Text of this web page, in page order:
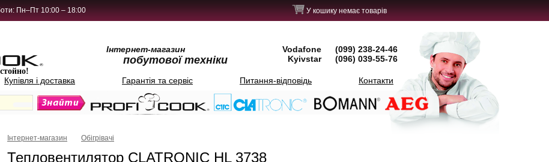
Пн–Пт 10:00 – 18:00 У кошику немає товарів
Інтернет-магазин
побутової техніки
Vodafone
(099) 238-24-46
Kyivstar
(096) 039-55-76
Купівля і доставка Гарантія та сервіс Питання-відповідь Контакти
Інтернет-магазин Обігрівачі
Тепловентилятор CLATRONIC HL 3738